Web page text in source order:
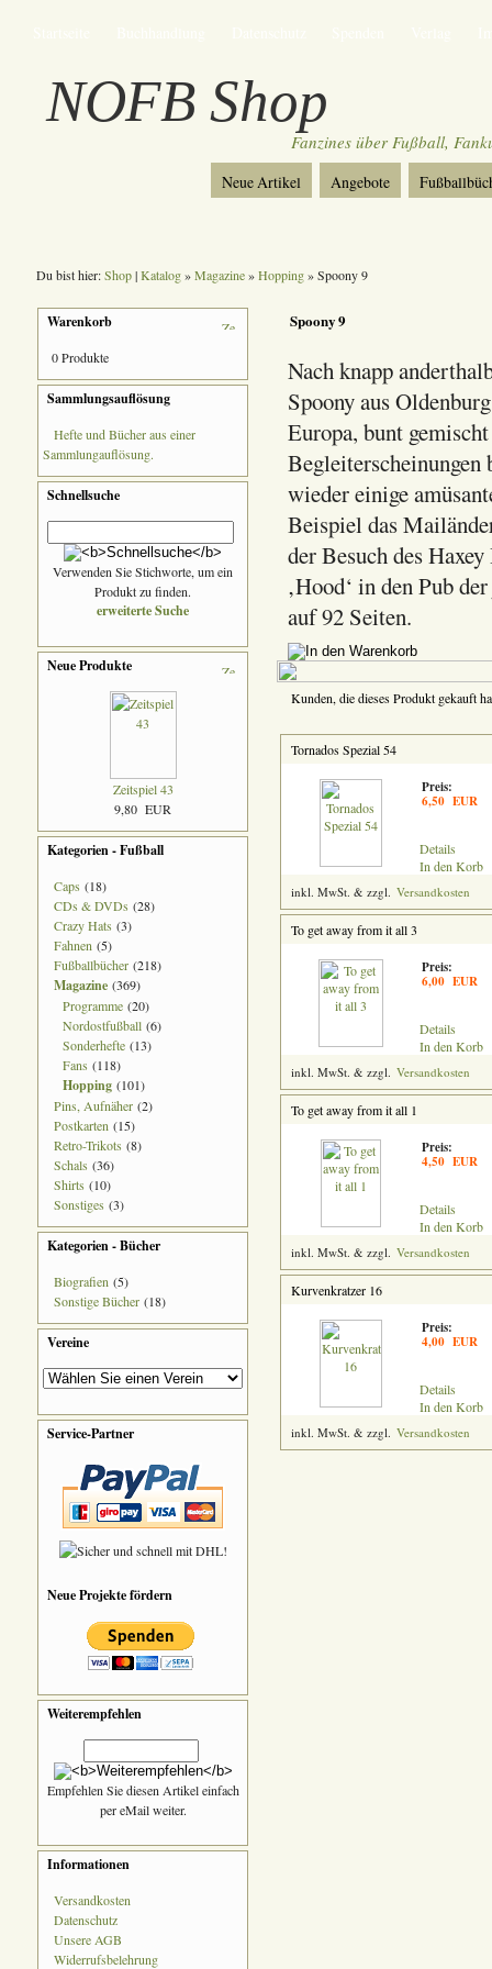
NOFB Shop
Fanzines über Fußball,
Neue Artikel Angebote
Du bist hier:Shop|Katalog»Magazine»Hopping» Spoony 9
Warenkorb
0 Produkte
Sammlungsauflösung
Hefte und Bücher aus einer
Sammlungauflösung.
Schnellsuche
Verwenden Sie Stichworte, um ein
Produkt zu finden.
erweiterte Suche
Neue Produkte
Zeitspiel 43
9,80 EUR
Kategorien - Fußball
Caps (18)
CDs & DVDs (28)
Crazy Hats (3)
Fahnen (5)
Fußballbücher (218)
Magazine (369)
Programme (20)
Nordostfußball (6)
Sonderhefte (13)
Fans (118)
Hopping (101)
Pins, Aufnäher (2)
Postkarten (15)
Retro-Trikots (8)
Schals (36)
Shirts (10)
Sonstiges (3)
Kategorien - Bücher
Biografien (5)
Sonstige Bücher (18)
Vereine
Service-Partner
Neue Projekte fördern
Weiterempfehlen
Empfehlen Sie diesen Artikel einfach
per eMail weiter.
Informationen
Versandkosten
Datenschutz
Unsere AGB
Widerrufsbelehrung
Spoony 9
Nach knapp
Spoony aus
Europa, bunt
Begleiterscheinungen
wieder einige
Beispiel das
der Besuch des
‚Hood‘ in den Pub
auf 92 Seiten.
Kunden, die dieses Produkt gekauft
Tornados Spezial 54
Preis:
6,50 EUR
Details
In den Korb
inkl. MwSt. & zzgl. Versandkosten
To get away from it all 3
Preis:
6,00 EUR
Details
In den Korb
inkl. MwSt. & zzgl. Versandkosten
To get away from it all 1
Preis:
4,50 EUR
Details
In den Korb
inkl. MwSt. & zzgl. Versandkosten
Kurvenkratzer 16
Preis:
4,00 EUR
Details
In den Korb
inkl. MwSt. & zzgl. Versandkosten